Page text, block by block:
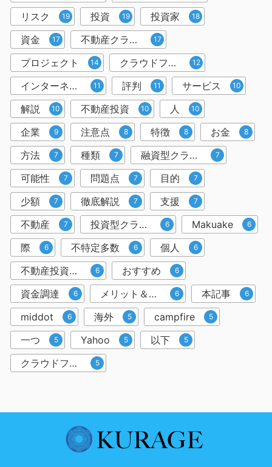
リスク 19 投資 19 投資家 18
資金 17 不動産クラウドファンディング 17
プロジェクト 14 クラウドファンディング投資 12
インターネット 11 評判 11 サービス 10
解説 10 不動産投資 10 人 10
企業 9 注意点 8 特徴 8 お金 8
方法 7 種類 7 融資型クラウドファンディング 7
可能性 7 問題点 7 目的 7
少額 7 徹底解説 7 支援 7
不動産 7 投資型クラウドファンディング 6 Makuake 6
際 6 不特定多数 6 個人 6
不動産投資クラウドファンディング 6 おすすめ 6
資金調達 6 メリット＆デメリット 6 本記事 6
middot 6 海外 5 campfire 5
一つ 5 Yahoo 5 以下 5
クラウドファンディングサービス 5